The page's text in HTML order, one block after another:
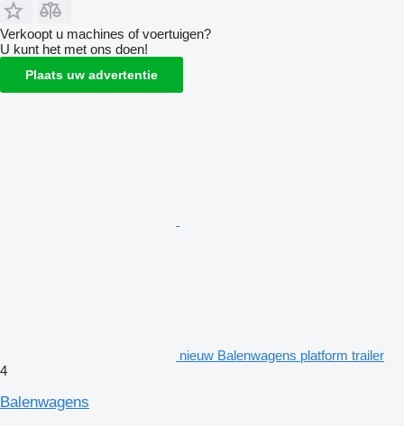
Verkoopt u machines of voertuigen?
U kunt het met ons doen!
Plaats uw advertentie
nieuw Balenwagens platform trailer
4
Balenwagens